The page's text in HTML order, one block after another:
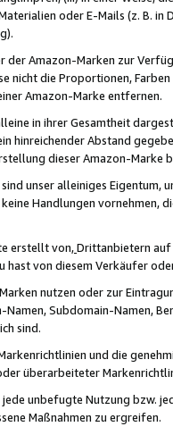
oder E-Mails (z. B. in
der Amazon-Marken zur
nicht die Proportionen,
Amazon-Marke entfernen.
in ihrer Gesamtheit
hinreichender Abstand
dieser Amazon-Marke
unser alleiniges
Handlungen vornehmen,
erstellt von,Drittanbietern auf
hast von diesem Verkäufer
nutzen oder zur
Namen, Subdomain-Namen,
sind.
und die
überarbeiteter
unbefugte Nutzung bzw.
Maßnahmen zu ergreifen.